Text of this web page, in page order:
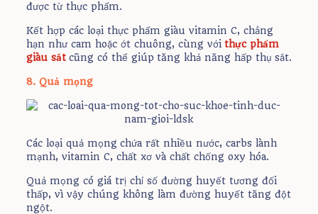
được từ thực phẩm.
Kết hợp các loại thực phẩm giàu vitamin C, chẳng
hạn như cam hoặc ớt chuông, cùng với thực phẩm
giàu sắt cũng có thể giúp tăng khả năng hấp thụ sắt.
8. Quả mọng
Các loại quả mọng chứa rất nhiều nước, carbs lành
mạnh, vitamin C, chất xơ và chất chống oxy hóa.
Quả mọng có giá trị chỉ số đường huyết tương đối
thấp, vì vậy chúng không làm đường huyết tăng đột
ngột.